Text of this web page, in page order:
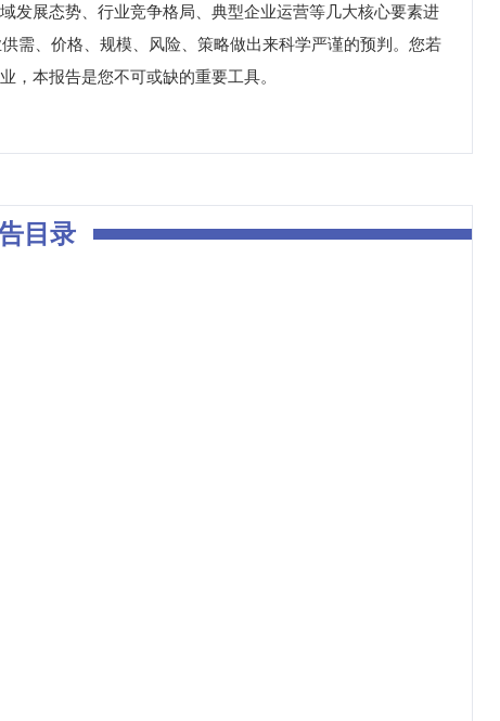
发展态势、行业竞争格局、典型企业运营等几大核心要素进
需、价格、规模、风险、策略做出来科学严谨的预判。您若
，本报告是您不可或缺的重要工具。
目录